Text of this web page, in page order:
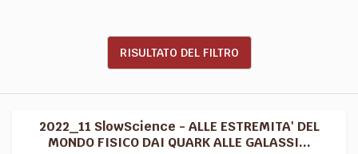
RISULTATO DEL FILTRO
2022_11 SlowScience - ALLE ESTREMITA' DEL
MONDO FISICO DAI QUARK ALLE GALASSI...